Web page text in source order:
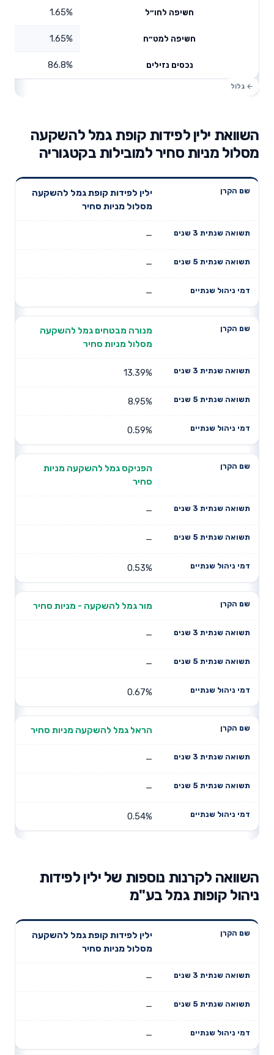
חשיפה לחו״ל 1.65%
חשיפה למט״ח 1.65%
נכסים נזילים 86.8%
השוואת ילין לפידות קופת גמל להשקעה
מסלול מניות סחיר למובילות בקטגוריה
שנתית 3
תשואה
שנתית 5
דמי ניהול
ילין לפידות קופת גמל להשקעה
מסלול מניות סחיר
—
—
—
מנורה מבטחים גמל להשקעה
מסלול מניות סחיר
13.39%
8.95%
0.59%
הפניקס גמל להשקעה מניות
סחיר
—
—
0.53%
מור גמל להשקעה - מניות סחיר
—
—
0.67%
הראל גמל להשקעה מניות סחיר
—
—
0.54%
השוואה לקרנות נוספות של ילין לפידות
ניהול קופות גמל בע"מ
שנתית 3
תשואה
שנתית 5
דמי ניהול
ילין לפידות קופת גמל להשקעה
מסלול מניות סחיר
—
—
—